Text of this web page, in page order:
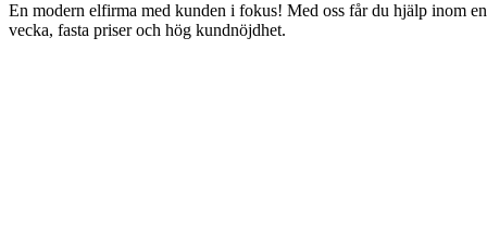
En modern elfirma med kunden i fokus! Med oss får du hjälp inom en
vecka, fasta priser och hög kundnöjdhet.